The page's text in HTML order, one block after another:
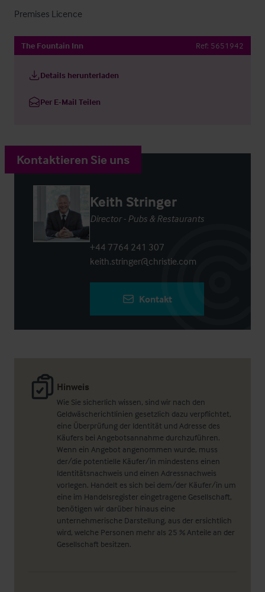
Premises Licence
The Fountain Inn Ref: 5651942
Details herunterladen
Per E-Mail Teilen
Hinweis
Wie Sie sicherlich wissen, sind wir nach den
Geldwäscherichtlinien gesetzlich dazu verpflichtet,
eine Überprüfung der Identität und Adresse des
Käufers bei Angebotsannahme durchzuführen.
Wenn ein Angebot angenommen wurde, muss
der/die potentielle Käufer/in mindestens einen
Identitätsnachweis und einen Adressnachweis
vorlegen. Handelt es sich bei dem/der Käufer/in um
eine im Handelsregister eingetragene Gesellschaft,
benötigen wir darüber hinaus eine
unternehmerische Darstellung, aus der ersichtlich
wird, welche Personen mehr als 25 % Anteile an der
Gesellschaft besitzen.
Kontaktieren Sie uns
Keith Stringer
Director - Pubs & Restaurants
+44 7764 241 307
keith.stringer@christie.com
Kontakt